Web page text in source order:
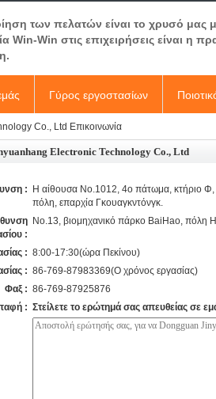
των πελατών είναι το χρυσό μας
Win-Win στις επιχειρήσεις είναι η
Γύρος εργοστασίων
Co., Ltd Επικοινωνία
Electronic Technology Co., Ltd
:
Η αίθουσα No.1012, 4ο πάτωμα, κτήριο
πόλη, επαρχία Γκουαγκντόνγκ.
:
No.13, βιομηχανικό πάρκο BaiHao, πόλη
: 8:00-17:30(ώρα Πεκίνου)
: 86-769-87983369(Ο χρόνος εργασίας)
Φαξ : 86-769-87925876
: Στείλετε το ερώτημά σας απευθείας σε